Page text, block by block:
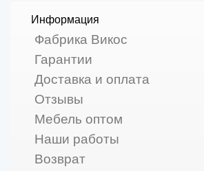
Информация
Фабрика Викос
Гарантии
Доставка и оплата
Отзывы
Мебель оптом
Наши работы
Возврат